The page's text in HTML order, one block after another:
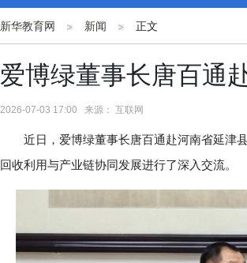
新华教育网 新闻 正文
爱博绿董事长唐百通
2026-07-03 17:00 来源： 互联网
近日，爱博绿董事长唐百通赴河南省延津县
回收利用与产业链协同发展进行了深入交流。